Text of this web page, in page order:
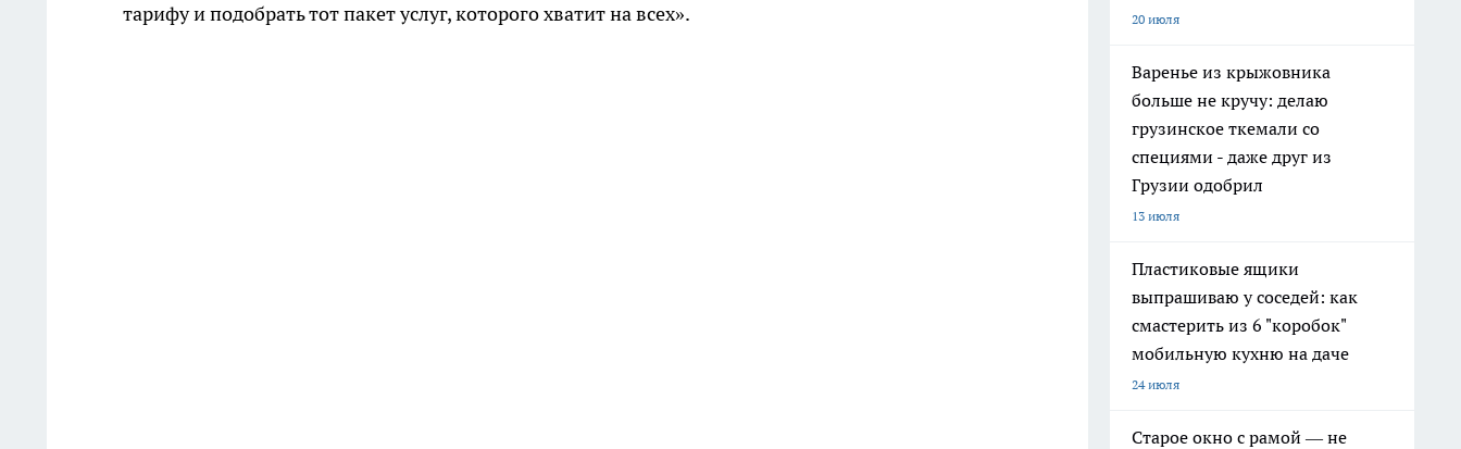
тарифу и подобрать тот пакет услуг, которого хватит на всех».
20 июля
Варенье из крыжовника
больше не кручу: делаю
грузинское ткемали со
специями - даже друг из
Грузии одобрил
13 июля
Пластиковые ящики
выпрашиваю у соседей: как
смастерить из 6 "коробок"
мобильную кухню на даче
24 июля
Старое окно с рамой — не